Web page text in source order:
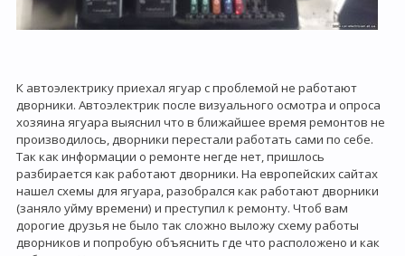
К автоэлектрику приехал ягуар с проблемой не работают
дворники. Автоэлектрик после визуального осмотра и опроса
хозяина ягуара выяснил что в ближайшее время ремонтов не
производилось, дворники перестали работать сами по себе.
Так как информации о ремонте негде нет, пришлось
разбирается как работают дворники. На европейских сайтах
нашел схемы для ягуара, разобрался как работают дворники
(заняло уйму времени) и преступил к ремонту. Чтоб вам
дорогие друзья не было так сложно выложу схему работы
дворников и попробую объяснить где что расположено и как